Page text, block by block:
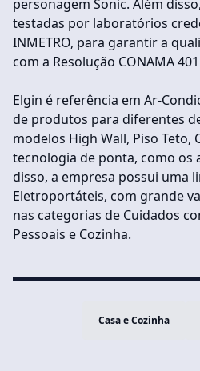
personagem Sonic. Além
testadas por laboratórios
INMETRO, para garantir a
com a Resolução CONAMA
Elgin é referência em Ar-
de produtos para diferentes
modelos High Wall, Piso Teto,
tecnologia de ponta, como os
disso, a empresa possui uma
Eletroportáteis, com grande
nas categorias de Cuidados
Pessoais e Cozinha.
Casa e Cozinha